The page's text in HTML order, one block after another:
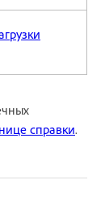
справки.